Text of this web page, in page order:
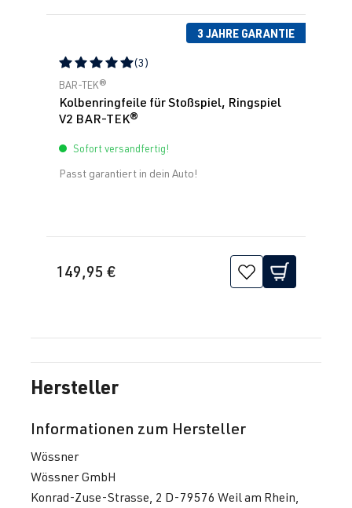
3 JAHRE GARANTIE
Durchschnittliche Bewertung von 5 von 5 Sternen
(3)
BAR-TEK®
Kolbenringfeile für Stoßspiel, Ringspiel
V2 BAR-TEK®
Sofort versandfertig!
Passt garantiert in dein Auto!
149,95 €
Hersteller
Informationen zum Hersteller
Wössner
Wössner GmbH
Konrad-Zuse-Strasse, 2 D-79576 Weil am Rhein,